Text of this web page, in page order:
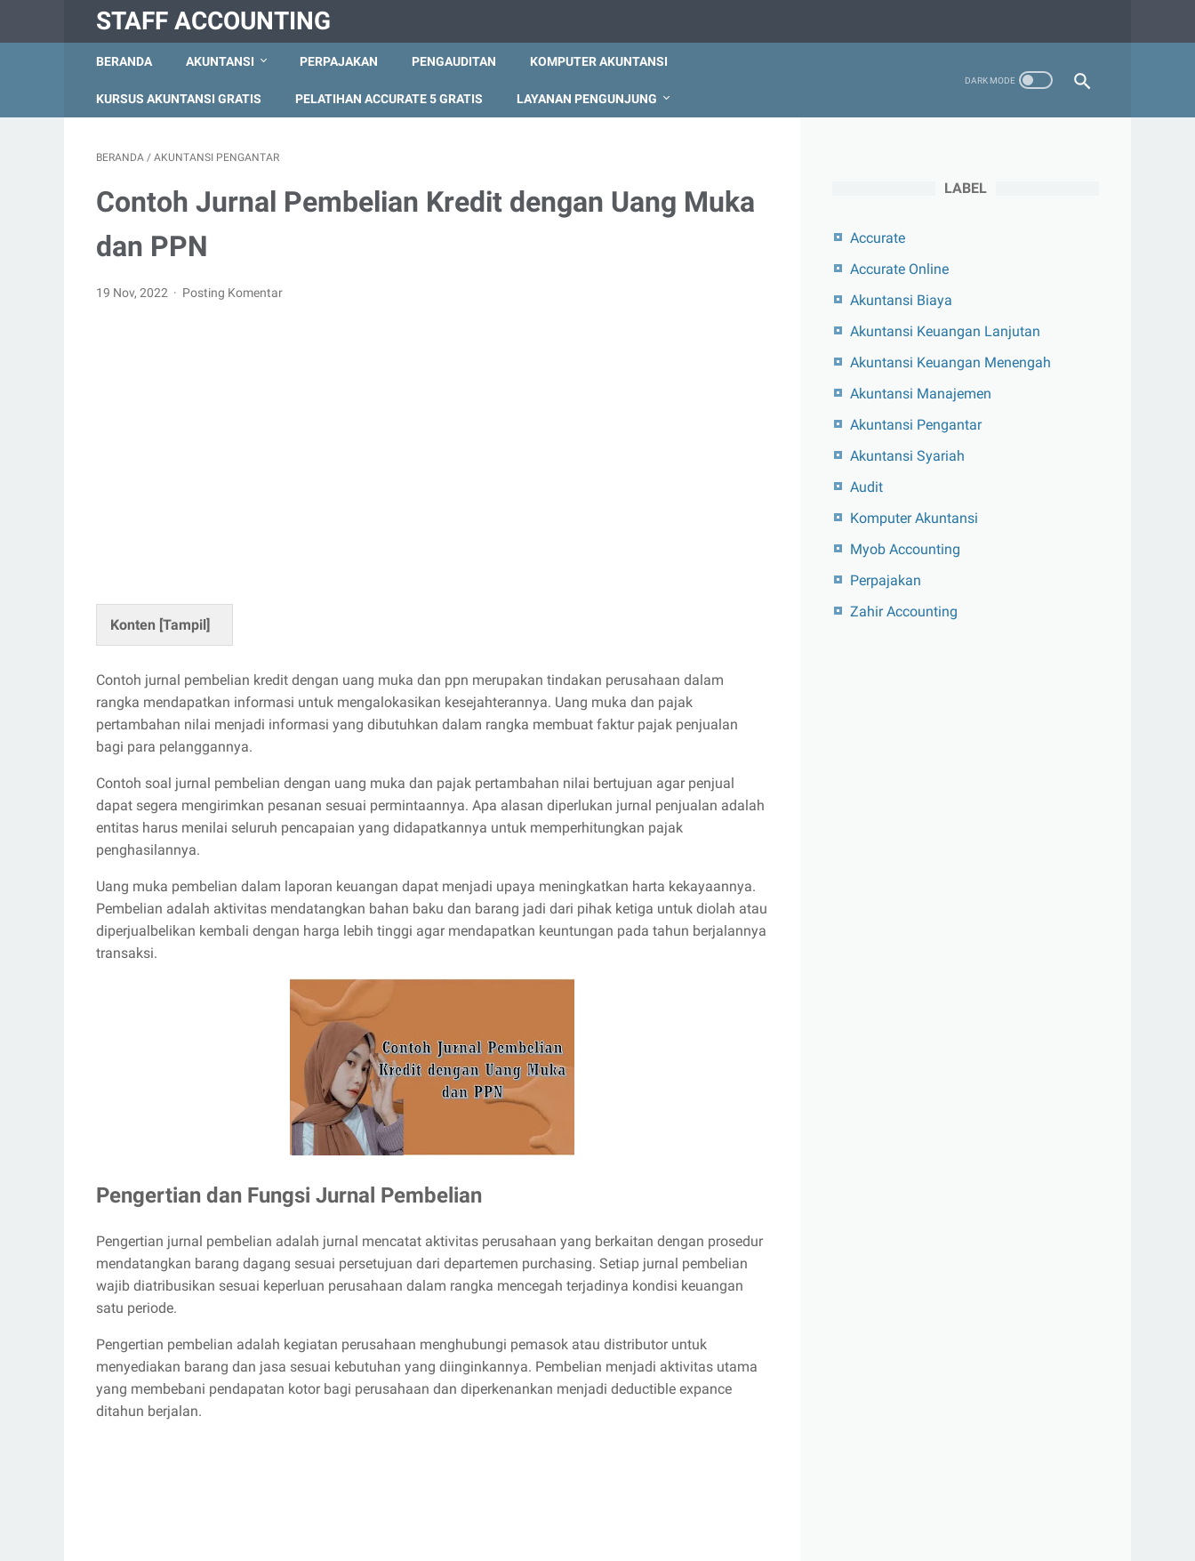
STAFF ACCOUNTING
BERANDA AKUNTANSI PERPAJAKAN PENGAUDITAN KOMPUTER AKUNTANSI
KURSUS AKUNTANSI GRATIS PELATIHAN ACCURATE 5 GRATIS LAYANAN PENGUNJUNG
BERANDA / AKUNTANSI PENGANTAR
Contoh Jurnal Pembelian Kredit dengan Uang Muka
dan PPN
19 Nov, 2022 Posting Komentar
Konten [Tampil]
Contoh jurnal pembelian kredit dengan uang muka dan ppn merupakan tindakan perusahaan dalam
rangka mendapatkan informasi untuk mengalokasikan kesejahterannya. Uang muka dan pajak
pertambahan nilai menjadi informasi yang dibutuhkan dalam rangka membuat faktur pajak penjualan
bagi para pelanggannya.
Contoh soal jurnal pembelian dengan uang muka dan pajak pertambahan nilai bertujuan agar penjual
dapat segera mengirimkan pesanan sesuai permintaannya. Apa alasan diperlukan jurnal penjualan adalah
entitas harus menilai seluruh pencapaian yang didapatkannya untuk memperhitungkan pajak
penghasilannya.
Uang muka pembelian dalam laporan keuangan dapat menjadi upaya meningkatkan harta kekayaannya.
Pembelian adalah aktivitas mendatangkan bahan baku dan barang jadi dari pihak ketiga untuk diolah atau
diperjualbelikan kembali dengan harga lebih tinggi agar mendapatkan keuntungan pada tahun berjalannya
transaksi.
Pengertian dan Fungsi Jurnal Pembelian
Pengertian jurnal pembelian adalah jurnal mencatat aktivitas perusahaan yang berkaitan dengan prosedur
mendatangkan barang dagang sesuai persetujuan dari departemen purchasing. Setiap jurnal pembelian
wajib diatribusikan sesuai keperluan perusahaan dalam rangka mencegah terjadinya kondisi keuangan
satu periode.
Pengertian pembelian adalah kegiatan perusahaan menghubungi pemasok atau distributor untuk
menyediakan barang dan jasa sesuai kebutuhan yang diinginkannya. Pembelian menjadi aktivitas utama
yang membebani pendapatan kotor bagi perusahaan dan diperkenankan menjadi deductible expance
ditahun berjalan.
LABEL
Accurate
Accurate Online
Akuntansi Biaya
Akuntansi Keuangan Lanjutan
Akuntansi Keuangan Menengah
Akuntansi Manajemen
Akuntansi Pengantar
Akuntansi Syariah
Audit
Komputer Akuntansi
Myob Accounting
Perpajakan
Zahir Accounting